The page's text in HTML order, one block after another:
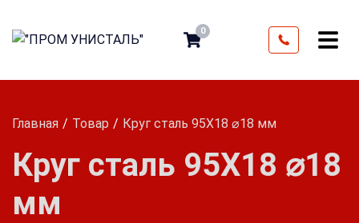
0
Главная Товар Круг сталь 95Х18 ⌀18 мм
Круг сталь 95Х18 ⌀18
мм